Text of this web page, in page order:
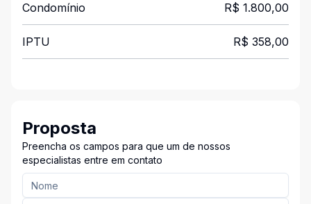
Condomínio R$ 1.800,00
IPTU R$ 358,00
Proposta
Preencha os campos para que um de nossos
especialistas entre em contato